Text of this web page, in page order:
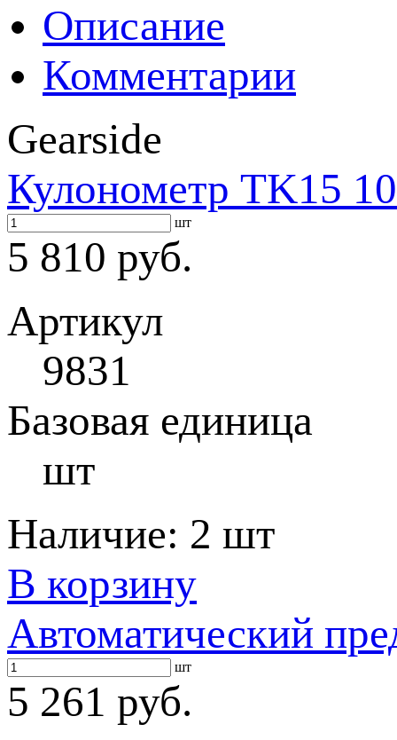
Описание
Комментарии
Gearside
Кулонометр TK15
шт
5 810 руб.
Артикул
9831
Базовая единица
шт
Наличие: 2 шт
В корзину
Автоматический
шт
5 261 руб.